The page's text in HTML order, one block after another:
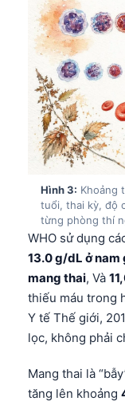
Hình 3: Khoảng
tuổi, thai kỳ, độ
từng phòng thí
WHO sử dụng
13.0 g/dL ở nam
mang thai, Và
thiếu máu trong
Y tế Thế giới,
lọc, không phải
Mang thai là
tăng lên khoảng